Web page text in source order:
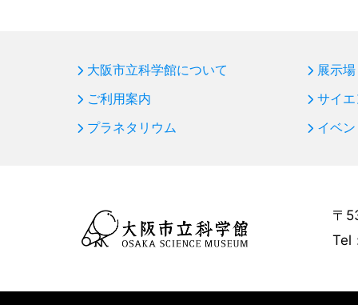
大阪市立科学館について
ご利用案内
プラネタリウム
展示場
サイ
イベ
〒
Tel